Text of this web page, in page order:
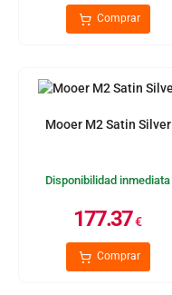
Comprar
Mooer M2 Satin Silver
Disponibilidad inmediata
177.37€
Comprar